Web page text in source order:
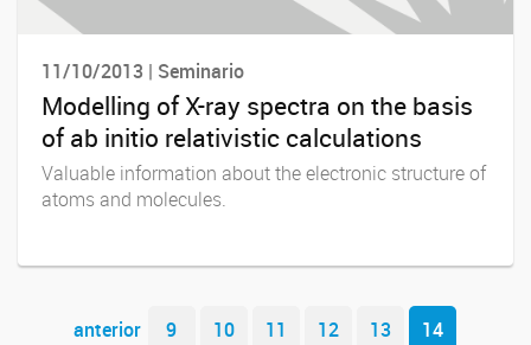
11/10/2013 | Seminario
Modelling of X-ray spectra on the basis
of ab initio relativistic calculations
Valuable information about the electronic structure of
atoms and molecules.
Navegador de artículos
anterior 9 10 11 12 13 14